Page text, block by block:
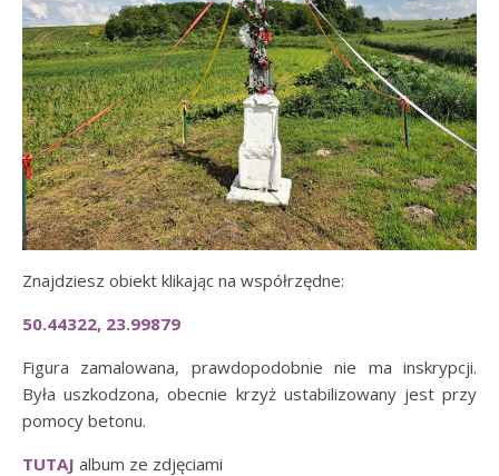
Znajdziesz obiekt klikając na współrzędne:
50.44322, 23.99879
Figura zamalowana, prawdopodobnie nie ma inskrypcji.
Była uszkodzona, obecnie krzyż ustabilizowany jest przy
pomocy betonu.
TUTAJ album ze zdjęciami